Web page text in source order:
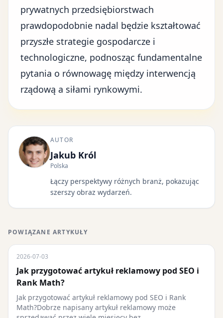
prywatnych przedsiębiorstwach
prawdopodobnie nadal będzie kształtować
przyszłe strategie gospodarcze i
technologiczne, podnosząc fundamentalne
pytania o równowagę między interwencją
rządową a siłami rynkowymi.
AUTOR
Jakub Król
Polska
Łączy perspektywy różnych branż, pokazując
szerszy obraz wydarzeń.
POWIĄZANE ARTYKUŁY
2026-07-03
Jak przygotować artykuł reklamowy pod SEO i
Rank Math?
Jak przygotować artykuł reklamowy pod SEO i Rank
Math?Dobrze napisany artykuł reklamowy może